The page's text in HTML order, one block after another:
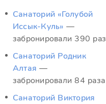
Санаторий «Голубой
Иссык-Куль» —
забронировали 390 раз
Санаторий Родник
Алтая —
забронировали 84 раза
Санаторий Виктория